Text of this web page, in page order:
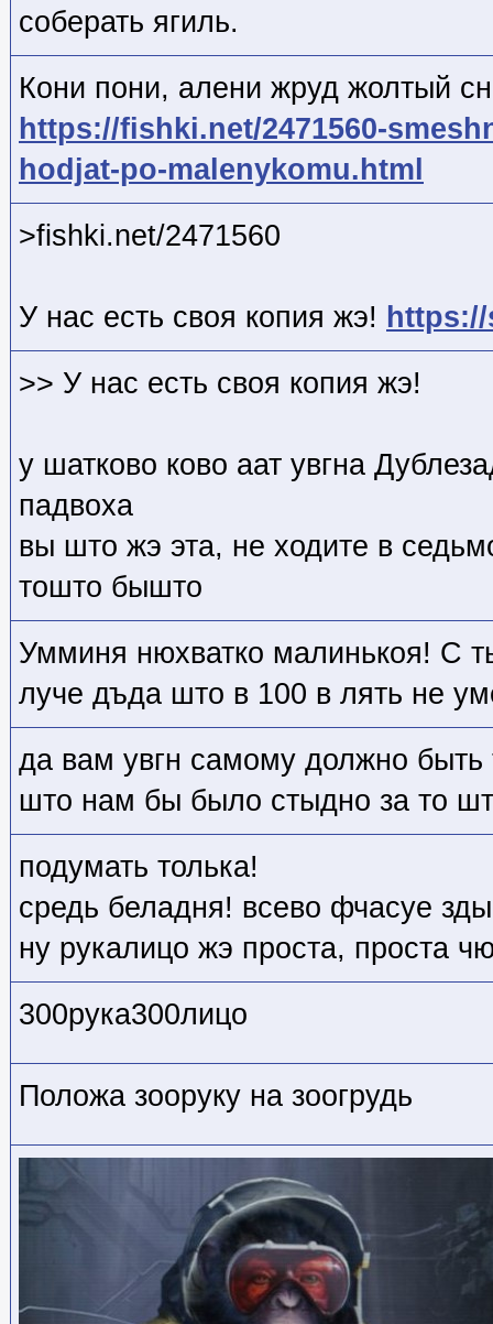
соберать ягиль.
Кони пони, алени жруд жолтый
https://fishki.net/2471560-
hodjat-po-malenykomu.html
>fishki.net/2471560
У нас есть своя копия жэ!
>> У нас есть своя копия жэ!
у шатково ково аат увгна
падвоха
вы што жэ эта, не ходите в
тошто бышто
Умминя нюхватко малинькоя! С
луче дъда што в 100 в лять не
да вам увгн самому должно быть
што нам бы было стыдно за то
подумать толька!
средь беладня! всево фчасуе
ну рукалицо жэ проста, проста
300рука300лицо
Положа зооруку на зоогрудь